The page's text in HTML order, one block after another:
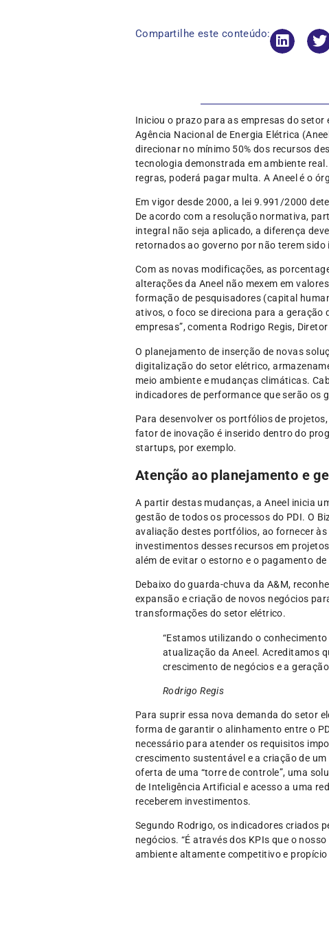
Compartilhe este conteúdo:
Iniciou o prazo para as empresas do
Agência Nacional de Energia Elétrica
direcionar no mínimo 50% dos recursos
tecnologia demonstrada em ambiente
regras, poderá pagar multa. A Aneel é o
Em vigor desde 2000, a lei 9.991/2000
De acordo com a resolução normativa,
integral não seja aplicado, a diferença
retornados ao governo por não terem
Com as novas modificações, as
alterações da Aneel não mexem em
formação de pesquisadores (capital
ativos, o foco se direciona para a geração
empresas”, comenta Rodrigo Regis,
O planejamento de inserção de novas
digitalização do setor elétrico,
meio ambiente e mudanças climáticas.
indicadores de performance que serão os
Para desenvolver os portfólios de
fator de inovação é inserido dentro do
startups, por exemplo.
Atenção ao planejamento e
A partir destas mudanças, a Aneel inicia
gestão de todos os processos do PDI. O
avaliação destes portfólios, ao fornecer
investimentos desses recursos em
além de evitar o estorno e o pagamento
Debaixo do guarda-chuva da A&M,
expansão e criação de novos negócios
transformações do setor elétrico.
“Estamos utilizando o
atualização da Aneel. Acreditamos
crescimento de negócios e a
Rodrigo Regis
Para suprir essa nova demanda do setor
forma de garantir o alinhamento entre o
necessário para atender os requisitos
crescimento sustentável e a criação de
oferta de uma “torre de controle”, uma
de Inteligência Artificial e acesso a uma
receberem investimentos.
Segundo Rodrigo, os indicadores criados
negócios. “É através dos KPIs que o
ambiente altamente competitivo e propício